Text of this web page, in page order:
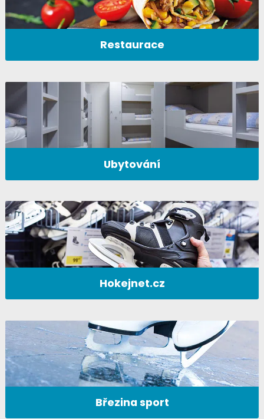
Restaurace
Ubytování
Hokejnet.cz
Březina sport